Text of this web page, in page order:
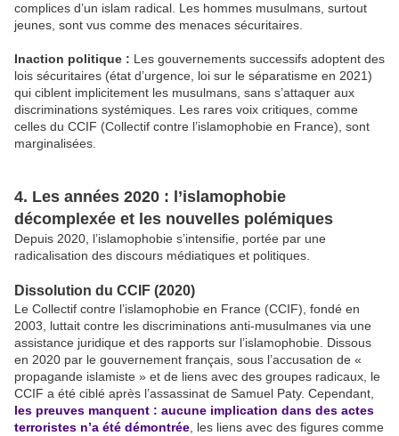
complices d’un islam radical. Les hommes musulmans, surtout
jeunes, sont vus comme des menaces sécuritaires.
Inaction politique : Les gouvernements successifs adoptent des
lois sécuritaires (état d’urgence, loi sur le séparatisme en 2021)
qui ciblent implicitement les musulmans, sans s’attaquer aux
discriminations systémiques. Les rares voix critiques, comme
celles du CCIF (Collectif contre l’islamophobie en France), sont
marginalisées.
4. Les années 2020 : l’islamophobie
décomplexée et les nouvelles polémiques
Depuis 2020, l’islamophobie s’intensifie, portée par une
radicalisation des discours médiatiques et politiques.
Dissolution du CCIF (2020)
Le Collectif contre l’islamophobie en France (CCIF), fondé en
2003, luttait contre les discriminations anti-musulmanes via une
assistance juridique et des rapports sur l’islamophobie. Dissous
en 2020 par le gouvernement français, sous l’accusation de «
propagande islamiste » et de liens avec des groupes radicaux, le
CCIF a été ciblé après l’assassinat de Samuel Paty. Cependant,
les preuves manquent : aucune implication dans des actes
terroristes n’a été démontrée , les liens avec des figures comme